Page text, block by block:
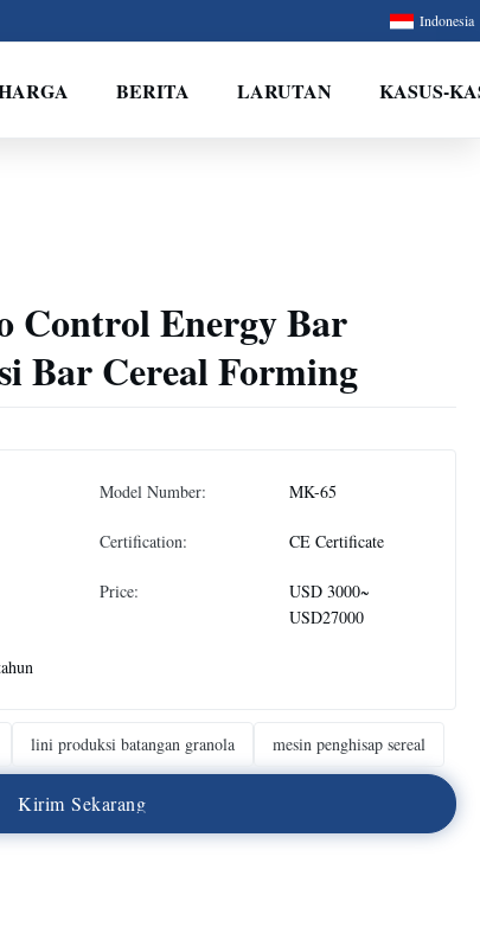
Indonesia
BERITA LARUTAN KASUS-
Control Energy Bar
Bar Cereal Forming
Model Number: MK-65
Certification: CE Certificate
Price:
USD 3000~
USD27000
lini produksi batangan granola mesin penghisap sereal
Kirim Sekarang